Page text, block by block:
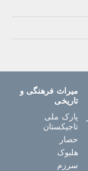
میراث فرهنگی و
تاریخی
پارک ملی
تاجیکستان
حصار
هلبوک
سرزم